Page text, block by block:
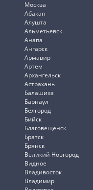
Москва
Абакан
Алушта
Альметьевск
Анапа
Ангарск
Армавир
Артем
Архангельск
Астрахань
Балашиха
Барнаул
Белгород
Бийск
Благовещенск
Братск
Брянск
Великий Новгород
Видное
Владивосток
Владимир